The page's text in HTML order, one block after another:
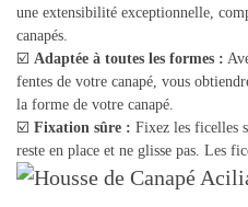
une extensibilité exceptionnelle,
canapés.
☑️ Adaptée à toutes les formes :
fentes de votre canapé, vous
la forme de votre canapé.
☑️ Fixation sûre : Fixez les ficelles
reste en place et ne glisse pas. Les